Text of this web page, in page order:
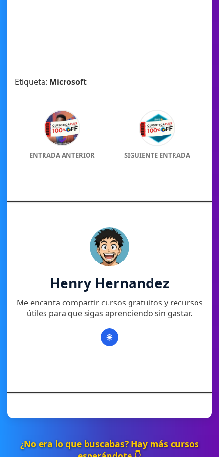
Etiqueta: Microsoft
ENTRADA ANTERIOR SIGUIENTE ENTRADA
Henry Hernandez
Me encanta compartir cursos gratuitos y recursos
útiles para que sigas aprendiendo sin gastar.
🌐
¿No era lo que buscabas? Hay más cursos